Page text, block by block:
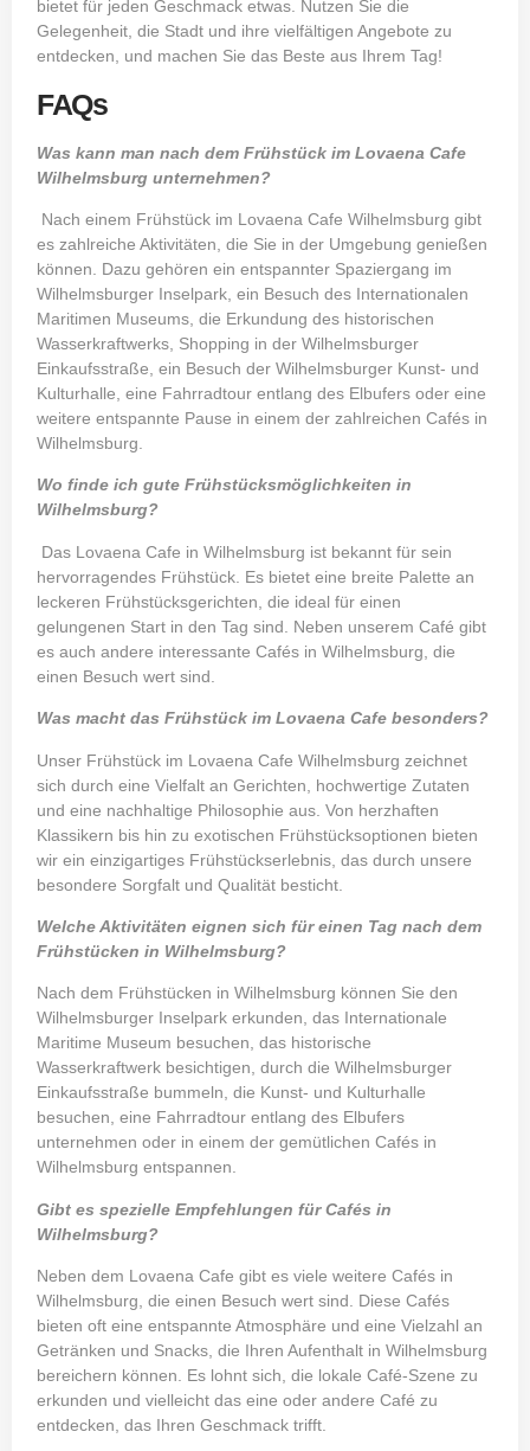
bietet für jeden Geschmack etwas. Nutzen Sie die
Gelegenheit, die Stadt und ihre vielfältigen Angebote zu
entdecken, und machen Sie das Beste aus Ihrem Tag!
FAQs
Was kann man nach dem Frühstück im Lovaena Cafe
Wilhelmsburg unternehmen?
Nach einem Frühstück im Lovaena Cafe Wilhelmsburg gibt
es zahlreiche Aktivitäten, die Sie in der Umgebung genießen
können. Dazu gehören ein entspannter Spaziergang im
Wilhelmsburger Inselpark, ein Besuch des Internationalen
Maritimen Museums, die Erkundung des historischen
Wasserkraftwerks, Shopping in der Wilhelmsburger
Einkaufsstraße, ein Besuch der Wilhelmsburger Kunst- und
Kulturhalle, eine Fahrradtour entlang des Elbufers oder eine
weitere entspannte Pause in einem der zahlreichen Cafés in
Wilhelmsburg.
Wo finde ich gute Frühstücksmöglichkeiten in
Wilhelmsburg?
Das Lovaena Cafe in Wilhelmsburg ist bekannt für sein
hervorragendes Frühstück. Es bietet eine breite Palette an
leckeren Frühstücksgerichten, die ideal für einen
gelungenen Start in den Tag sind. Neben unserem Café gibt
es auch andere interessante Cafés in Wilhelmsburg, die
einen Besuch wert sind.
Was macht das Frühstück im Lovaena Cafe besonders?
Unser Frühstück im Lovaena Cafe Wilhelmsburg zeichnet
sich durch eine Vielfalt an Gerichten, hochwertige Zutaten
und eine nachhaltige Philosophie aus. Von herzhaften
Klassikern bis hin zu exotischen Frühstücksoptionen bieten
wir ein einzigartiges Frühstückserlebnis, das durch unsere
besondere Sorgfalt und Qualität besticht.
Welche Aktivitäten eignen sich für einen Tag nach dem
Frühstücken in Wilhelmsburg?
Nach dem Frühstücken in Wilhelmsburg können Sie den
Wilhelmsburger Inselpark erkunden, das Internationale
Maritime Museum besuchen, das historische
Wasserkraftwerk besichtigen, durch die Wilhelmsburger
Einkaufsstraße bummeln, die Kunst- und Kulturhalle
besuchen, eine Fahrradtour entlang des Elbufers
unternehmen oder in einem der gemütlichen Cafés in
Wilhelmsburg entspannen.
Gibt es spezielle Empfehlungen für Cafés in
Wilhelmsburg?
Neben dem Lovaena Cafe gibt es viele weitere Cafés in
Wilhelmsburg , die einen Besuch wert sind. Diese Cafés
bieten oft eine entspannte Atmosphäre und eine Vielzahl an
Getränken und Snacks, die Ihren Aufenthalt in Wilhelmsburg
bereichern können. Es lohnt sich, die lokale Café-Szene zu
erkunden und vielleicht das eine oder andere Café zu
entdecken, das Ihren Geschmack trifft.